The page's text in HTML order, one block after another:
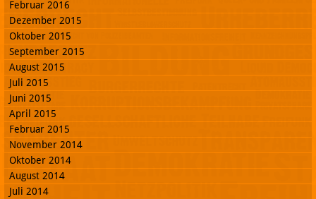
Februar 2016
Dezember 2015
Oktober 2015
September 2015
August 2015
Juli 2015
Juni 2015
April 2015
Februar 2015
November 2014
Oktober 2014
August 2014
Juli 2014